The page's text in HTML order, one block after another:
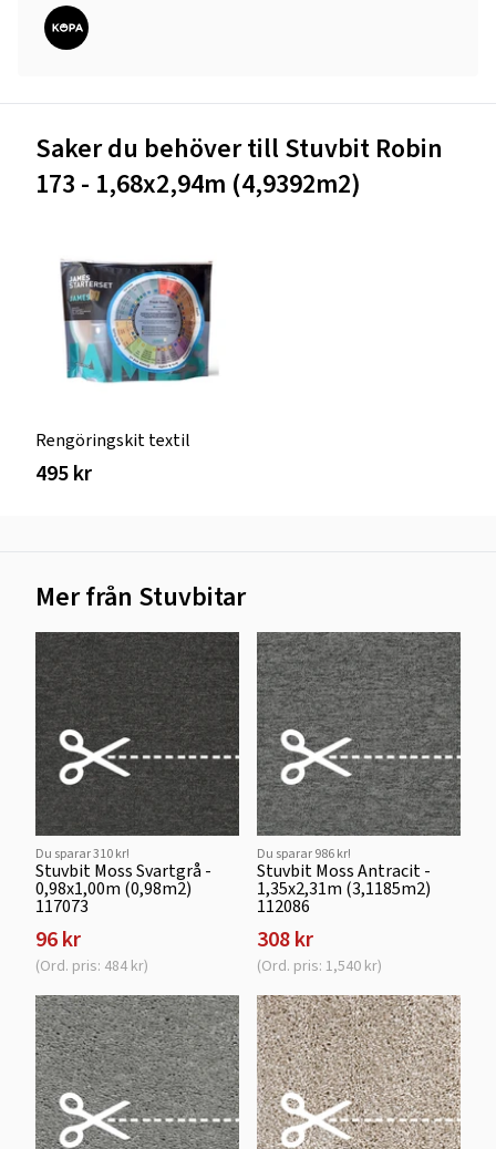
Saker du behöver till Stuvbit Robin
173 - 1,68x2,94m (4,9392m2)
Rengöringskit textil
495 kr
Mer från Stuvbitar
Du sparar 310 kr!
Stuvbit Moss Svartgrå -
0,98x1,00m (0,98m2)
117073
96 kr
(Ord. pris: 484 kr)
Du sparar 986 kr!
Stuvbit Moss Antracit -
1,35x2,31m (3,1185m2)
112086
308 kr
(Ord. pris: 1,540 kr)